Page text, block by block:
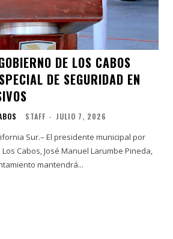
DE LOS CABOS
DE SEGURIDAD EN
STAFF - JULIO 7, 2026
Sur.– El presidente municipal por
Cabos, José Manuel Larumbe Pineda,
mantendrá...